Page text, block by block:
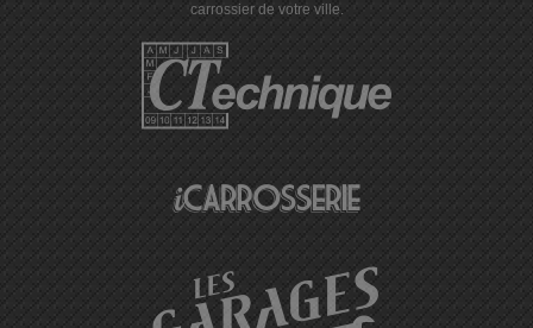
carrossier de votre ville.